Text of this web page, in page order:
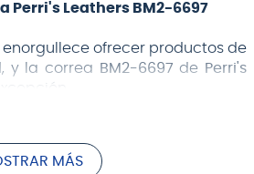
Perri's Leathers BM2-6697
enorgullece ofrecer productos de
y la correa BM2-6697 de Perri's
garantiza que esta correa te
mucho tiempo. Además de su
MÁS